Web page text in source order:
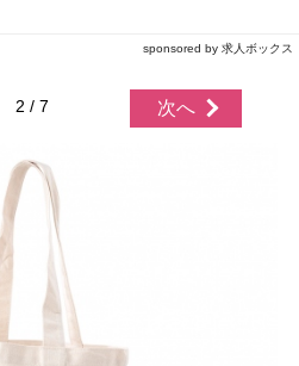
sponsored by 求人ボックス
2 / 7 次へ